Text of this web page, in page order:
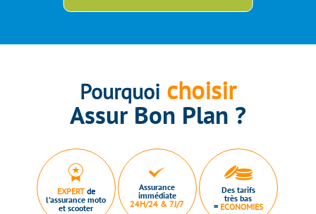
Pourquoi choisir
Assur Bon Plan ?
EXPERTde
l’assurance moto
et scooter
Assurance
immédiate
24H/24 & 7J/7
Des tarifs
très bas
= ECONOMIES